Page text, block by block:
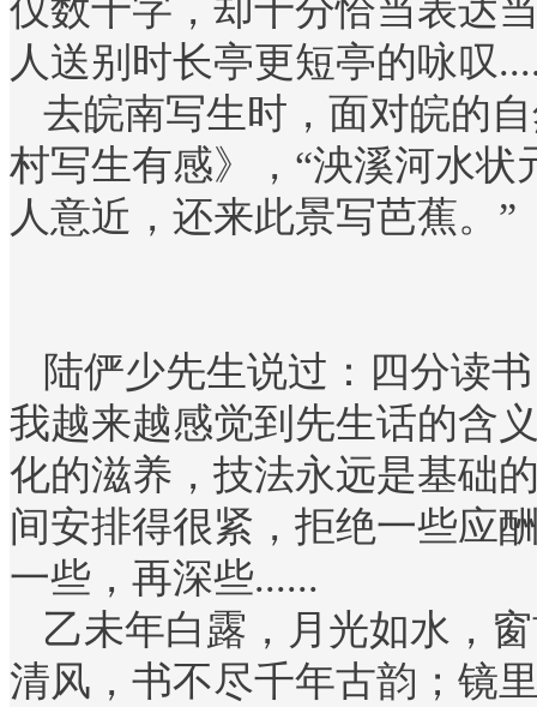
仅数十字，却十分恰当表达
人送别时长亭更短亭的咏叹
去皖南写生时，面对皖的
村写生有感》，“泱溪河水
人意近，还来此景写芭蕉。”
陆俨少先生说过：四分读
我越来越感觉到先生话的含
化的滋养，技法永远是基础
间安排得很紧，拒绝一些应
一些，再深些......
乙未年白露，月光如水，
清风，书不尽千年古韵；镜